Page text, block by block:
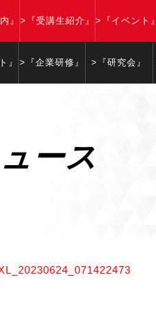
』 >『受講生紹介』 >『イベント』
』 >『企業研修』 >『研究会』
ース